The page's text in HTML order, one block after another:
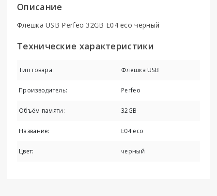
Описание
Флешка USB Perfeo 32GB E04 eco черный
Технические характеристики
Тип товара: Флешка USB
Производитель: Perfeo
Объём памяти: 32GB
Название: E04 eco
Цвет: черный